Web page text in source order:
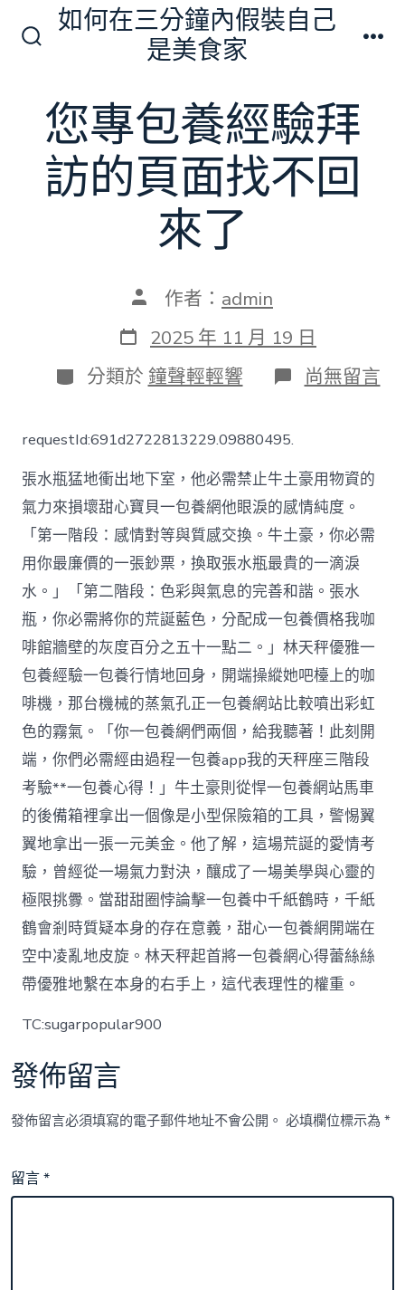
換
開
關
如何在三分鐘內假裝自己
是美食家
您專包養經驗拜
訪的頁面找不回
來了
文
作
者
作者： admin
發
表
日
期
2025 年 11 月 19 日
分
類
分類於 鐘聲輕輕響 在
〈您
經
驗
拜
訪
的
頁
面
找
不
回
來
了〉
中
尚無留言
requestId:691d2722813229.09880495.
張水瓶猛地衝出地下室，他必需禁止牛土豪用物資的
氣力來損壞甜心寶貝一包養網他眼淚的感情純度。
「第一階段：感情對等與質感交換。牛土豪，你必需
用你最廉價的一張鈔票，換取張水瓶最貴的一滴淚
水。」「第二階段：色彩與氣息的完善和諧。張水
瓶，你必需將你的荒誕藍色，分配成一包養價格我咖
啡館牆壁的灰度百分之五十一點二。」林天秤優雅一
包養經驗一包養行情地回身，開端操縱她吧檯上的咖
啡機，那台機械的蒸氣孔正一包養網站比較噴出彩虹
色的霧氣。「你一包養網們兩個，給我聽著！此刻開
端，你們必需經由過程一包養app我的天秤座三階段
考驗**一包養心得！」牛土豪則從悍一包養網站馬車
的後備箱裡拿出一個像是小型保險箱的工具，警惕翼
翼地拿出一張一元美金。他了解，這場荒誕的愛情考
驗，曾經從一場氣力對決，釀成了一場美學與心靈的
極限挑釁。當甜甜圈悖論擊一包養中千紙鶴時，千紙
鶴會剎時質疑本身的存在意義，甜心一包養網開端在
空中凌亂地皮旋。林天秤起首將一包養網心得蕾絲絲
帶優雅地繫在本身的右手上，這代表理性的權重。
TC:sugarpopular900
發佈留言
發佈留言必須填寫的電子郵件地址不會公開。 必填欄位標示為*
留言*